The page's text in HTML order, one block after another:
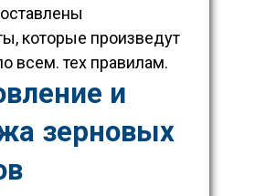
которые произведут
всем. тех правилам.
и
зерновых